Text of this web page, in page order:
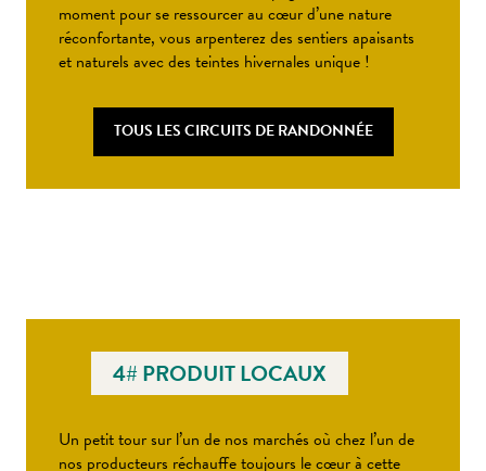
moment pour se ressourcer au cœur d’une nature
réconfortante, vous arpenterez des sentiers apaisants
et naturels avec des teintes hivernales unique !
TOUS LES CIRCUITS DE RANDONNÉE
4# PRODUIT LOCAUX
Un petit tour sur l’un de nos marchés où chez l’un de
nos producteurs réchauffe toujours le cœur à cette